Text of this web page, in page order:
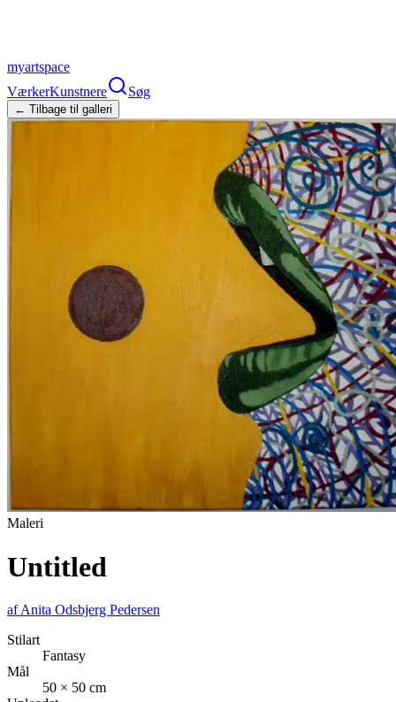
myartspace
VærkerKunstnere Søg
← Tilbage til galleri
Maleri
Untitled
afAnita Odsbjerg Pedersen
Stilart
Fantasy
Mål
50 × 50 cm